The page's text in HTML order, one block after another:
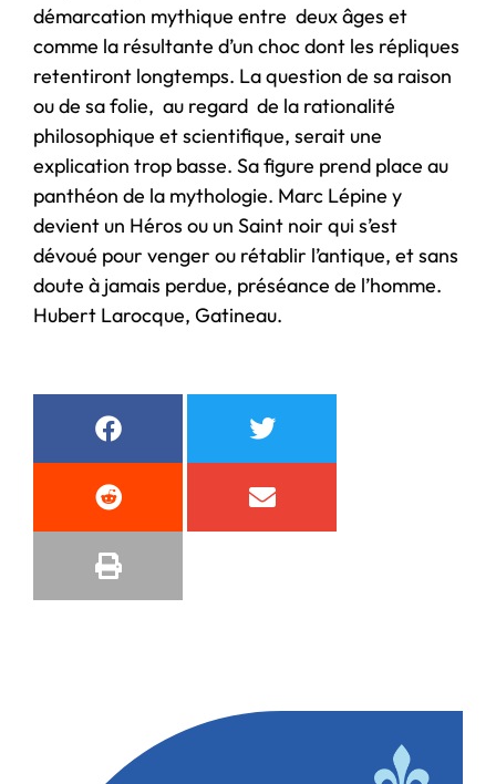
démarcation mythique entre deux âges et
comme la résultante d’un choc dont les répliques
retentiront longtemps. La question de sa raison
ou de sa folie, au regard de la rationalité
philosophique et scientifique, serait une
explication trop basse. Sa figure prend place au
panthéon de la mythologie. Marc Lépine y
devient un Héros ou un Saint noir qui s’est
dévoué pour venger ou rétablir l’antique, et sans
doute à jamais perdue, préséance de l’homme.
Hubert Larocque, Gatineau.